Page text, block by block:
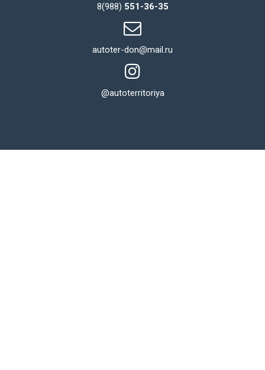
8(988) 551-36-35
autoter-don@mail.ru
@autoterritoriya